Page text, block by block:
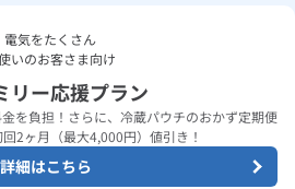
電気をたくさん
いのお客さま向け
リー応援プラン
を負担！さらに、冷蔵パウチのおかず定期便
2ヶ月（最大4,000円）値引き！
詳細はこちら